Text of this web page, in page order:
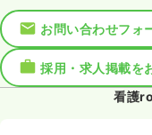
お問い合わせフォ
採用・求人掲載を
看護